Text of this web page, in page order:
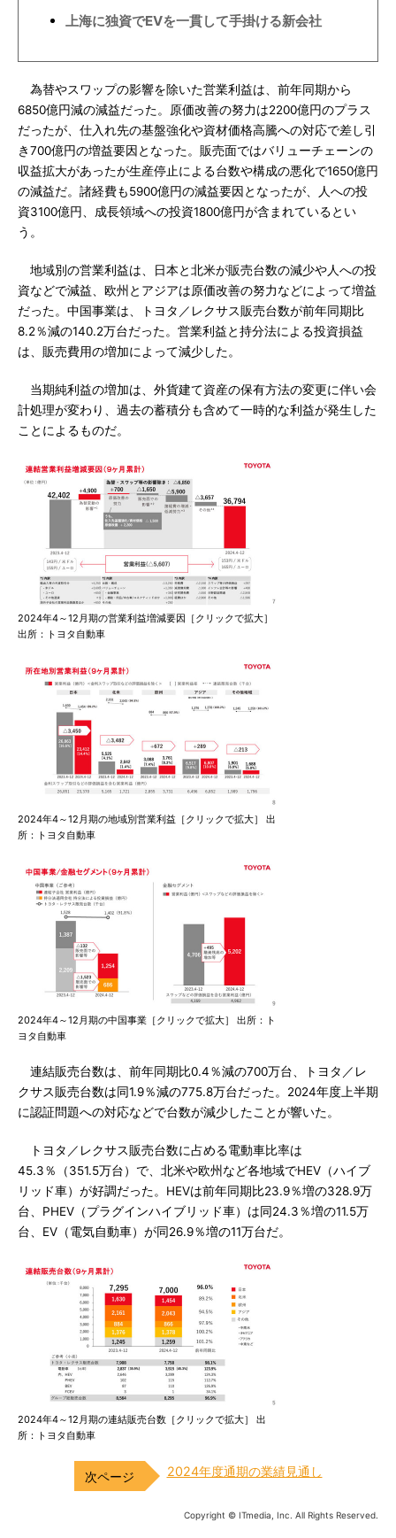
上海に独資でEVを一貫して手掛ける新会社
為替やスワップの影響を除いた営業利益は、前年同期から
6850億円減の減益だった。原価改善の努力は2200億円のプラス
だったが、仕入れ先の基盤強化や資材価格高騰への対応で差し引
き700億円の増益要因となった。販売面ではバリューチェーンの
収益拡大があったが生産停止による台数や構成の悪化で1650億円
の減益だ。諸経費も5900億円の減益要因となったが、人への投
資3100億円、成長領域への投資1800億円が含まれているとい
う。
地域別の営業利益は、日本と北米が販売台数の減少や人への投
資などで減益、欧州とアジアは原価改善の努力などによって増益
だった。中国事業は、トヨタ／レクサス販売台数が前年同期比
8.2％減の140.2万台だった。営業利益と持分法による投資損益
は、販売費用の増加によって減少した。
当期純利益の増加は、外貨建て資産の保有方法の変更に伴い会
計処理が変わり、過去の蓄積分も含めて一時的な利益が発生した
ことによるものだ。
2024年4～12月期の営業利益増減要因［クリックで拡大］
出所：トヨタ自動車
2024年4～12月期の地域別営業利益［クリックで拡大］ 出
所：トヨタ自動車
2024年4～12月期の中国事業［クリックで拡大］ 出所：ト
ヨタ自動車
連結販売台数は、前年同期比0.4％減の700万台、トヨタ／レ
クサス販売台数は同1.9％減の775.8万台だった。2024年度上半期
に認証問題への対応などで台数が減少したことが響いた。
トヨタ／レクサス販売台数に占める電動車比率は
45.3％（351.5万台）で、北米や欧州など各地域でHEV（ハイブ
リッド車）が好調だった。HEVは前年同期比23.9％増の328.9万
台、PHEV（プラグインハイブリッド車）は同24.3％増の11.5万
台、EV（電気自動車）が同26.9％増の11万台だ。
2024年4～12月期の連結販売台数［クリックで拡大］ 出
所：トヨタ自動車
2024年度通期の業績見通し
Copyright © ITmedia, Inc. All Rights Reserved.